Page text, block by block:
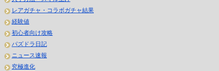
レアガチャ・コラボガチャ結果
経験値
初心者向け攻略
パズドラ日記
ニュース速報
究極進化